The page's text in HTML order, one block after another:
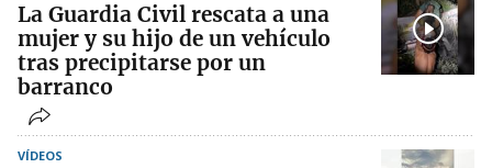
La Guardia Civil rescata a una
mujer y su hijo de un vehículo
tras precipitarse por un
barranco
VÍDEOS